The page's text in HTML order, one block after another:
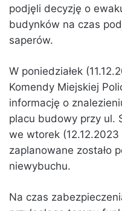
podjęli decyzję o
budynków na czas
saperów.
W poniedziałek
Komendy Miejskiej
informację o
placu budowy przy ul.
we wtorek
zaplanowane zostało
niewybuchu.
Na czas